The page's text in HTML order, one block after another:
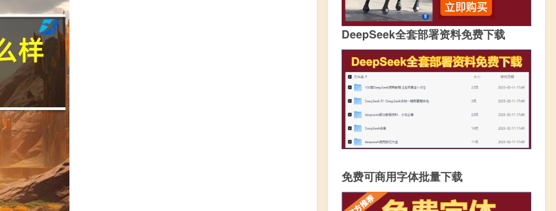
DeepSeek全套部署资料免费下载
免费可商用字体批量下载